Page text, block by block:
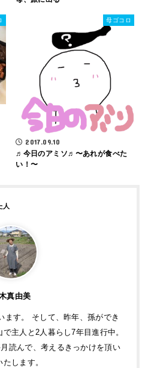
母ゴコロ
2017.09.10
♬今日のアミソ♬〜あれが食べた
い！〜
真由美
ます。 そして、昨年、孫ができ
主人と2人暮らし7年目進行中。
読んで、考えるきっかけを頂い
します。